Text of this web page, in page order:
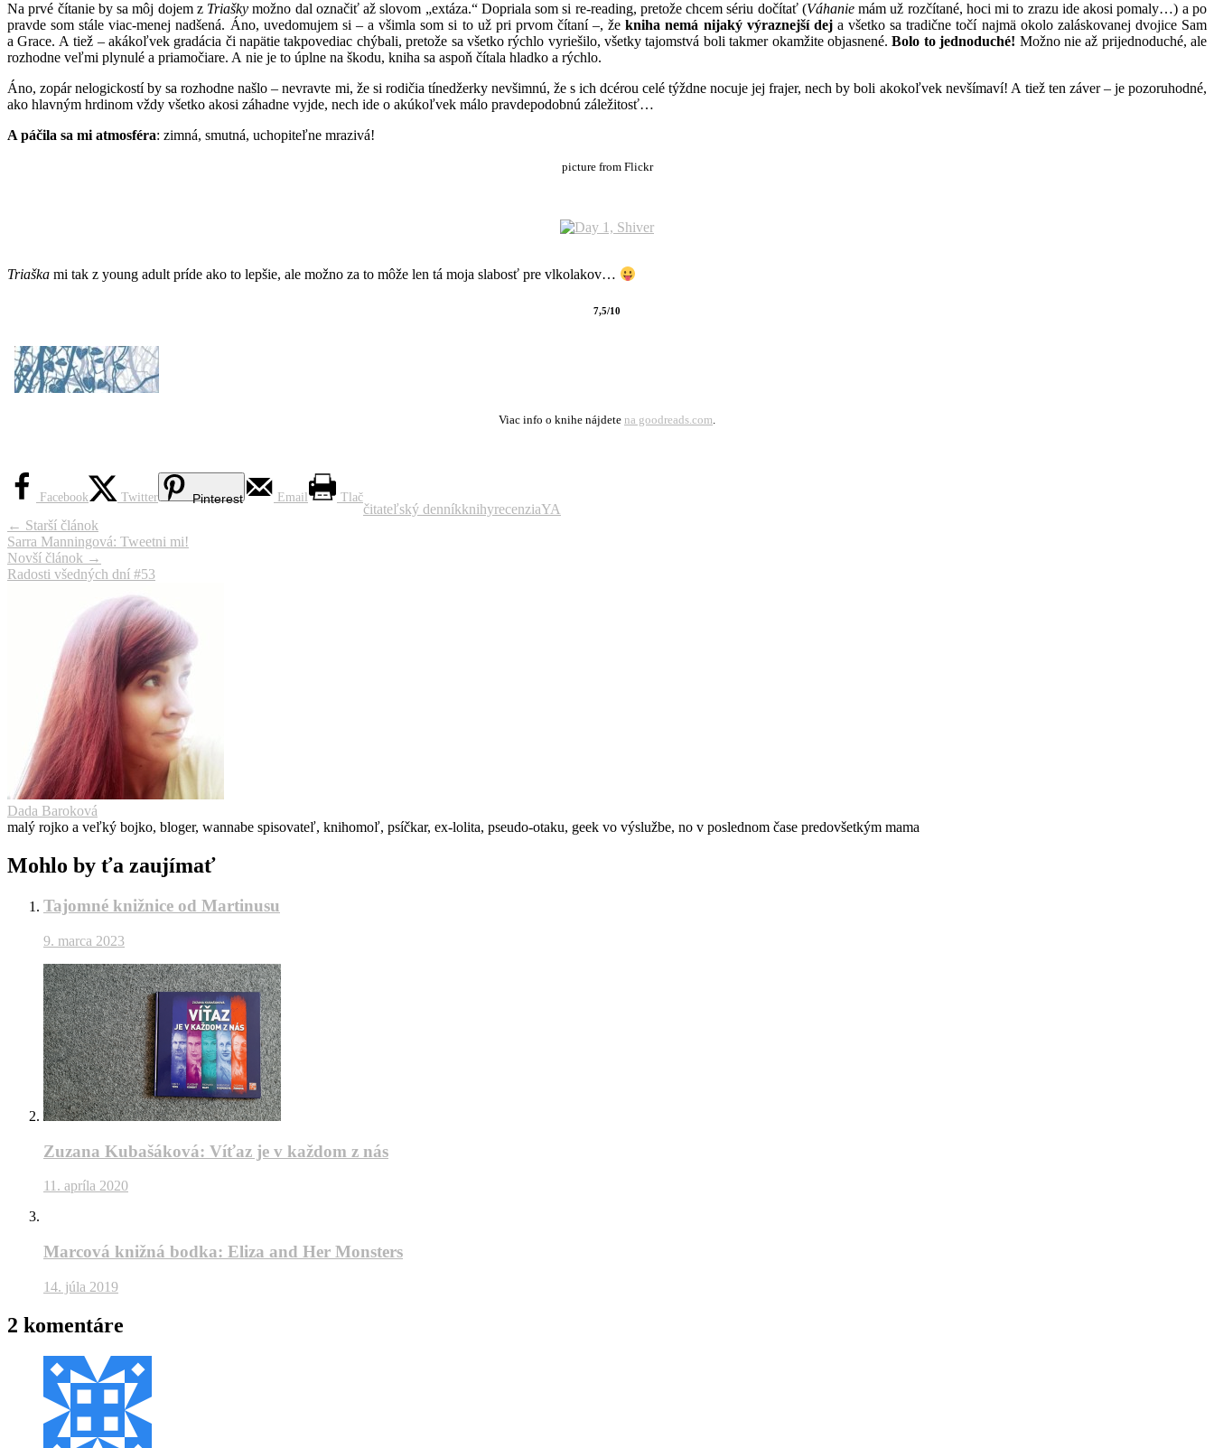
Na prvé čítanie by sa môj dojem z Triašky možno dal označiť až slovom „extáza.“ Dopriala som si re-reading, pretože chcem sériu dočítať (Váhaniemám už rozčítané, hoci mi to zrazu ide akosi pomaly…) a po
pravde som stále viac-menej nadšená. Áno, uvedomujem si – a všimla som si to už pri prvom čítaní –, žekniha nemá nijaký výraznejší deja všetko sa tradične točí najmä okolo zaláskovanej dvojice Sam
a Grace. A tiež – akákoľvek gradácia či napätie takpovediac chýbali, pretože sa všetko rýchlo vyriešilo, všetky tajomstvá boli takmer okamžite objasnené.Bolo to jednoduché! Možno nie až prijednoduché, ale
rozhodne veľmi plynulé a priamočiare. A nie je to úplne na škodu, kniha sa aspoň čítala hladko a rýchlo.
Áno, zopár nelogickostí by sa rozhodne našlo – nevravte mi, že si rodičia tínedžerky nevšimnú, že s ich dcérou celé týždne nocuje jej frajer, nech by boli akokoľvek nevšímaví! A tiež ten záver – je pozoruhodné,
ako hlavným hrdinom vždy všetko akosi záhadne vyjde, nech ide o akúkoľvek málo pravdepodobnú záležitosť…
A páčila sa mi atmosféra: zimná, smutná, uchopiteľne mrazivá!
picture from Flickr
Triaška mi tak z young adult príde ako to lepšie, ale možno za to môže len tá moja slabosť pre vlkolakov…
7,5/10
Viac info o knihe nájdete na goodreads.com.
Facebook Twitter Pinterest Email Tlač
čitateľský denníkknihyrecenziaYA
Navigácia
článku
← Starší článok
Sarra Manningová: Tweetni mi!
Novší článok →
Radosti všedných dní #53
Dada Baroková
malý rojko a veľký bojko, bloger, wannabe spisovateľ, knihomoľ, psíčkar, ex-lolita, pseudo-otaku, geek vo výslužbe, no v poslednom čase predovšetkým mama
Mohlo by ťa zaujímať
Tajomné knižnice od Martinusu
9. marca 2023
Zuzana Kubašáková: Víťaz je v každom z nás
11. apríla 2020
Marcová knižná bodka: Eliza and Her Monsters
14. júla 2019
2 komentáre